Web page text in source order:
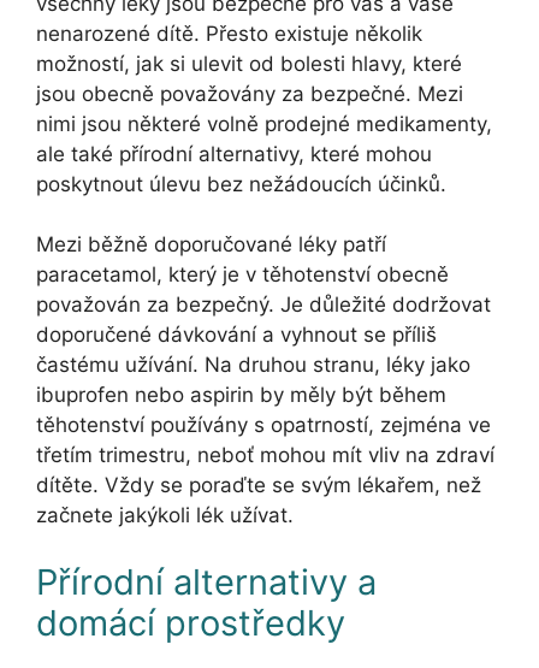
nenarozené dítě. Přesto existuje několik
možností, jak si ulevit od bolesti hlavy, které
jsou obecně považovány za bezpečné. Mezi
nimi jsou některé volně prodejné medikamenty,
ale také přírodní alternativy, které mohou
poskytnout úlevu bez nežádoucích účinků.
Mezi běžně doporučované léky patří
paracetamol, který je v těhotenství obecně
považován za bezpečný. Je důležité dodržovat
doporučené dávkování a vyhnout se příliš
častému užívání. Na druhou stranu, léky jako
ibuprofen nebo aspirin by měly být během
těhotenství používány s opatrností, zejména ve
třetím trimestru, neboť mohou mít vliv na zdraví
dítěte. Vždy se poraďte se svým lékařem, než
začnete jakýkoli lék užívat.
Přírodní alternativy a
domácí prostředky